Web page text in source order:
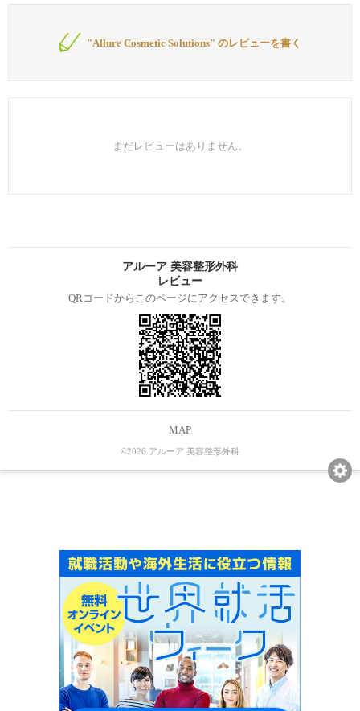
"Allure Cosmetic Solutions" のレビューを書く
まだレビューはありません。
アルーア 美容整形外科
レビュー
QRコードからこのページにアクセスできます。
MAP
©2026 アルーア 美容整形外科